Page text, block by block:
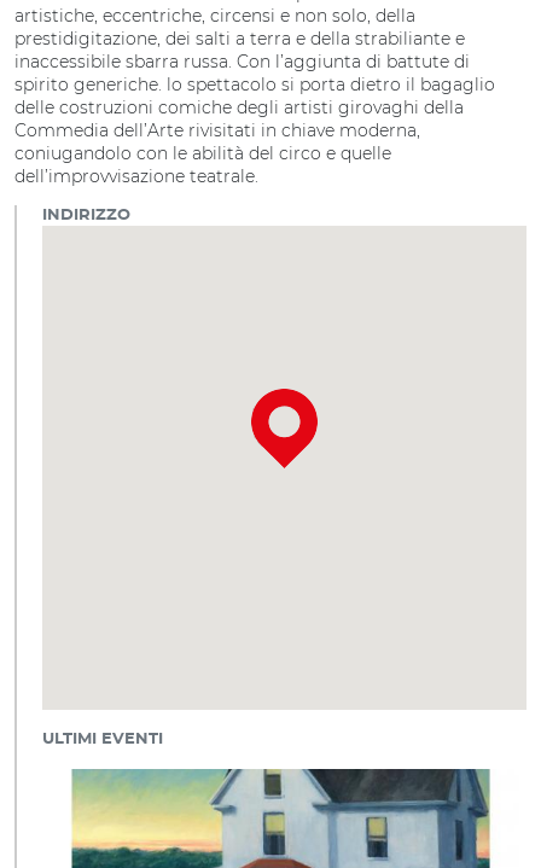
artistiche, eccentriche, circensi e non solo, della
prestidigitazione, dei salti a terra e della strabiliante e
inaccessibile sbarra russa. Con l’aggiunta di battute di
spirito generiche. lo spettacolo si porta dietro il bagaglio
delle costruzioni comiche degli artisti girovaghi della
Commedia dell’Arte rivisitati in chiave moderna,
coniugandolo con le abilità del circo e quelle
dell’improvvisazione teatrale.
INDIRIZZO
ULTIMI EVENTI